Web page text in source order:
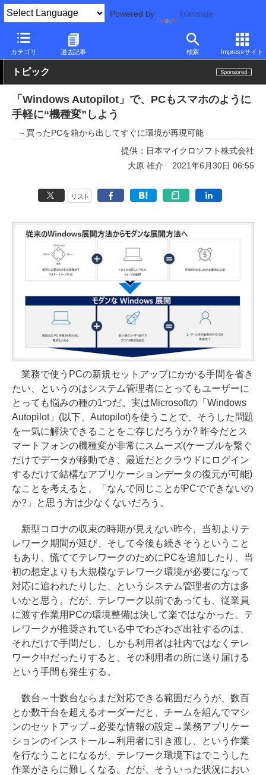
Powered by Translate
カテゴリ 過去記事 検索 Impressサイト
PC Watch ソフトウェア/アプリ その他
トピック
「Windows Autopilot」で、PCもスマホのように
手軽に“機種変”しよう
～買ったPCを箱から出してすぐに環境が再現可能
提供： 日本マイクロソフト株式会社
大原 雄介
2021年6月30日 06:55
リスト
業務で使うPCの新規セットアップにかかる手間を省き
たい、というのはシステム管理者にとってもユーザーに
とっても悩みの種の1つだ。実はMicrosoftの「Windows
Autopilot」(以下、Autopilot)を使うことで、そうした問題
を一気に解決できることをご存じだろうか? 昨今だとス
マートフォンの機種変が非常にスムーズ(ケーブルを繋ぐ
だけでデータが移動でき、最近だとクラウドにログイン
するだけで結構なアプリケーションデータの復元が可能)
なことを考えると、「なんで同じことがPCでできないの
か?」と思う方は少なくないだろう。
新型コロナの収束の時期が見えない昨今、当初よりテ
レワーク期間が延び、そして今後も続きそうということ
もあり、慌ててテレワークのためにPCを追加したり、当
初の想定よりも大規模なテレワーク環境が必要になって
対応に追われたりした、というシステム管理者の方は多
いかと思う。だが、テレワーク以前であっても、従業員
に渡す作業用PCの環境整備は決して楽ではなかった。テ
レワークが推奨されている中でわざわざ出社するのは、
それだけで手間だし、しかも利用者は社内ではなくテレ
ワーク中だったりすると、その利用者の所に送り届ける
という手間も発生する。
数台～十数台ならまだ対応できる範囲だろうが、数百
とか数千台を超えるオーダーだと、チームを組んでマシ
ンのセットアップ→必要な情報の設定→業務アプリケー
ションのインストール→利用者に引き渡し、という作業
を行なうことになるが、テレワーク環境下はでこうした
作業がさらに難しくなる。だが、そういった状況におい